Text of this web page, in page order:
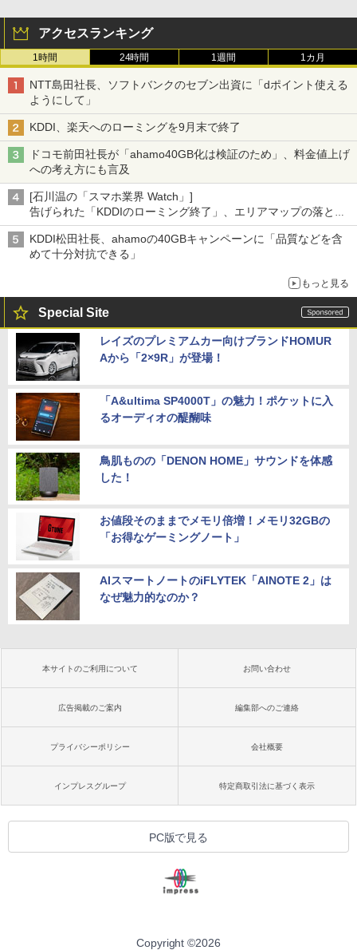
アクセスランキング
1時間 24時間 1週間 1カ月
NTT島田社長、ソフトバンクのセブン出資に「dポイント使える
ようにして」
KDDI、楽天へのローミングを9月末で終了
ドコモ前田社長が「ahamo40GB化は検証のため」、料金値上げ
への考え方にも言及
[石川温の「スマホ業界 Watch」]
告げられた「KDDIのローミング終了」、エリアマップの落とし
穴と楽天モバイルの課題
KDDI松田社長、ahamoの40GBキャンペーンに「品質などを含
めて十分対抗できる」
もっと見る
Special Site
レイズのプレミアムカー向けブランドHOMUR
Aから「2×9R」が登場！
「A&ultima SP4000T」の魅力！ポケットに入
るオーディオの醍醐味
鳥肌ものの「DENON HOME」サウンドを体感
した！
お値段そのままでメモリ倍増！メモリ32GBの
「お得なゲーミングノート」
AIスマートノートのiFLYTEK「AINOTE 2」は
なぜ魅力的なのか？
本サイトのご利用について お問い合わせ
広告掲載のご案内 編集部へのご連絡
プライバシーポリシー 会社概要
インプレスグループ 特定商取引法に基づく表示
PC版で見る
Copyright ©2026